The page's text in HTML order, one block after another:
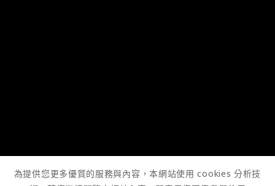
為提供您更多優質的服務與內容，本網站使用 cookies 分析技